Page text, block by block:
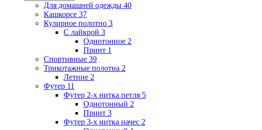
Для домашней одежды 40
Кашкорсе 37
Кулирное полотно 3
С лайкрой 3
Однотонное 2
Принт 1
Спортивные 39
Трикотажные полотна 2
Летние 2
Футер 11
Футер 2-х нитка петля 5
Однотонный 2
Принт 3
Футер 3-х нитка начес 2